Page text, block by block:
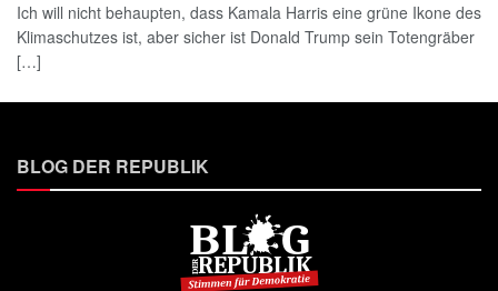
Ich will nicht behaupten, dass Kamala Harris eine grüne Ikone des
Klimaschutzes ist, aber sicher ist Donald Trump sein Totengräber
[…]
BLOG DER REPUBLIK